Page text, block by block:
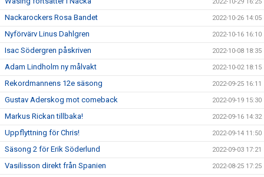
2022-10-29 16:25
Nackarockers Rosa Bandet 2022-10-26 14:05
Nyförvärv Linus Dahlgren 2022-10-16 16:10
Isac Södergren påskriven 2022-10-08 18:35
Adam Lindholm ny målvakt 2022-10-02 18:15
Rekordmannens 12e säsong 2022-09-25 16:11
Gustav Aderskog mot comeback 2022-09-19 15:30
Markus Rickan tillbaka! 2022-09-16 14:32
Uppflyttning för Chris! 2022-09-14 11:50
Säsong 2 för Erik Söderlund 2022-09-03 17:21
Vasilisson direkt från Spanien 2022-08-25 17:25